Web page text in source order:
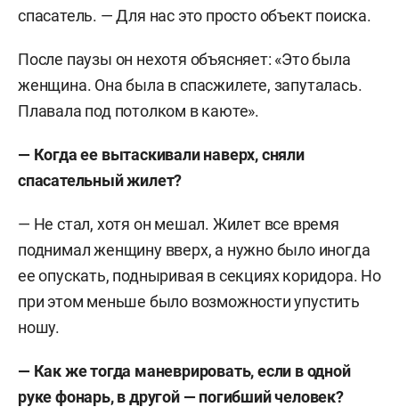
спасатель. — Для нас это просто объект поиска.
После паузы он нехотя объясняет: «Это была
женщина. Она была в спасжилете, запуталась.
Плавала под потолком в каюте».
— Когда ее вытаскивали наверх, сняли
спасательный жилет?
— Не стал, хотя он мешал. Жилет все время
поднимал женщину вверх, а нужно было иногда
ее опускать, подныривая в секциях коридора. Но
при этом меньше было возможности упустить
ношу.
— Как же тогда маневрировать, если в одной
руке фонарь, в другой — погибший человек?